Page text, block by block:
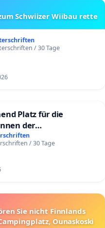
Schwiizer Wiibau rette
/ 30 Tage
Platz für die
der
/ 30 Tage
Sie nicht Finnlands
Ounaskoski